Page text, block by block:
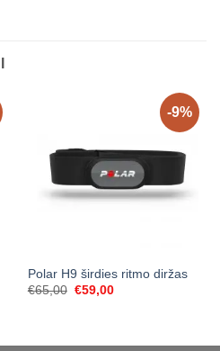
-9%
Polar H9 širdies ritmo diržas
€65,00 Original
€59,00Current